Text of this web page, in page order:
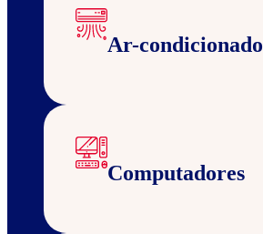
Ar-condicionado
Computadores